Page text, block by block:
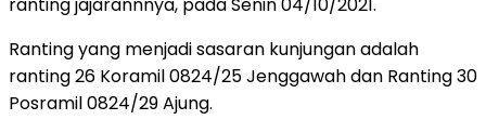
Ranting yang menjadi sasaran kunjungan adalah
ranting 26 Koramil 0824/25 Jenggawah dan Ranting 30
Posramil 0824/29 Ajung.